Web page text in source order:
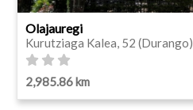
Olajauregi
Kurutziaga Kalea, 52 (Durango)
2,985.86 km